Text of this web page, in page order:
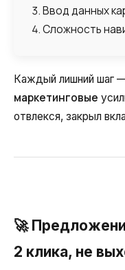
Голосовое
Интеграция с
Расширенный
Ввод данных
Сложность
Каждый лишний шаг
маркетинговые
отвлекся, закрыл
🚀
2 клика, не